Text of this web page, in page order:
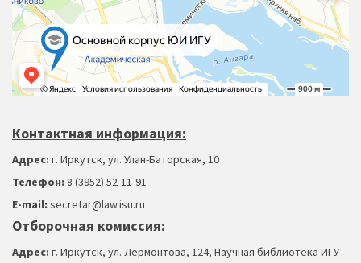
Контактная информация:
Адрес: г. Иркутск, ул. Улан-Баторская, 10
Телефон: 8 (3952) 52-11-91
Е-mail: secretar@law.isu.ru
Отборочная комиссия:
Адрес: г. Иркутск, ул. Лермонтова, 124, Научная библиотека ИГУ